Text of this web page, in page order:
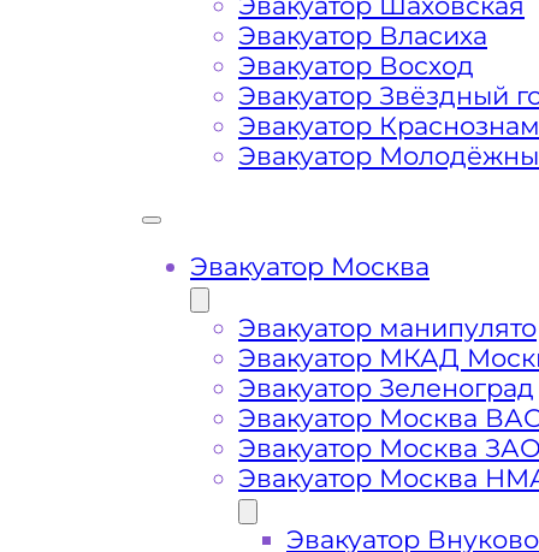
передач (АКПП)
Сложная эвакуация при аварии,
Буксировка автомобиля из
Эвакуатор Власиха
Эвакуатор Восход
Эвакуатор Звёздный
Эвакуатор
Эвакуатор
Эвакуатор Москва
Эвакуатор
Эвакуатор МКАД
Эвакуатор Зеленоград
Эвакуатор Москва
Эвакуатор Москва
Эвакуатор Москва
Эвакуатор Внуково